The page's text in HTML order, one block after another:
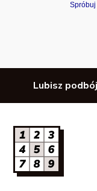
Spróbuj
Lubisz